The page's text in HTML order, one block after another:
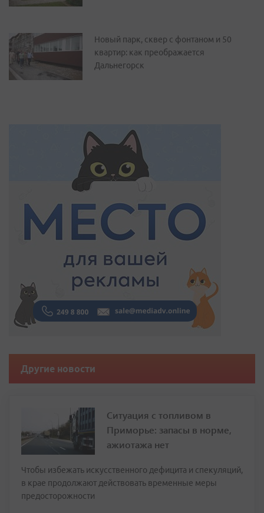
Новый парк, сквер с фонтаном и 50
квартир: как преображается
Дальнегорск
Другие новости
Ситуация с топливом в
Приморье: запасы в норме,
ажиотажа нет
Чтобы избежать искусственного дефицита и спекуляций,
в крае продолжают действовать временные меры
предосторожности